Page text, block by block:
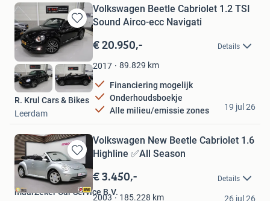
Bewaren
in
Mijn
Favorieten
Volkswagen Beetle Cabriolet 1.2 TSI
Sound Airco-ecc Navigati
€ 20.950,- Details
2017 89.829 km
Financiering mogelijk
Onderhoudsboekje
Alle milieu/emissie zones
R. Krul Cars & Bikes
Leerdam
19 jul 26
Bewaren
in
Mijn
Favorieten
Volkswagen New Beetle Cabriolet 1.6
Highline ✅All Season
€ 3.450,- Details
2003 185.228 km
maarZeker Car Service B.V.
26 jul 26